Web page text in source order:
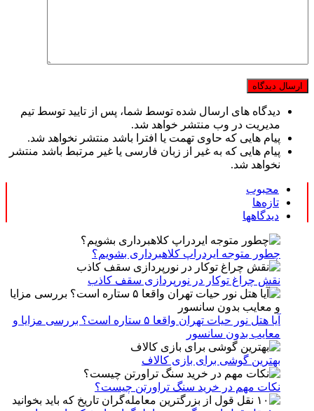
دیدگاه های ارسال شده توسط شما، پس از تایید توسط تیم
مدیریت در وب منتشر خواهد شد.
پیام هایی که حاوی تهمت یا افترا باشد منتشر نخواهد شد.
پیام هایی که به غیر از زبان فارسی یا غیر مرتبط باشد منتشر
نخواهد شد.
محبوب
تازه‌ها
دیدگاهها
چطور متوجه ایردراپ کلاهبرداری بشویم؟
نقش چراغ توکار در نورپردازی سقف کاذب
آیا هتل نور حیات تهران واقعا ۵ ستاره است؟ بررسی مزایا و
معایب بدون سانسور
بهترین گوشی برای بازی کالاف
نکات مهم در خرید سنگ تراورتن چیست؟